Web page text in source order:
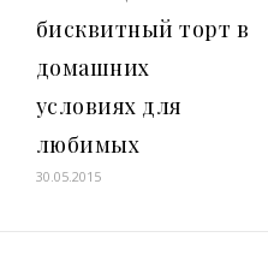
бисквитный торт в
домашних
условиях для
любимых
30.05.2015